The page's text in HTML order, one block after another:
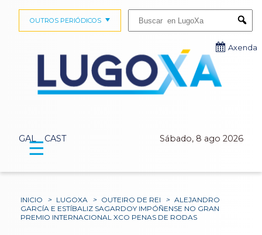
GAL CAST Sábado, 8 ago 2026
OUTROS PERIÓDICOS
Axenda
☰
INICIO > LUGOXA > OUTEIRO DE REI > ALEJANDRO
GARCÍA E ESTÍBALIZ SAGARDOY IMPÓÑENSE NO GRAN
PREMIO INTERNACIONAL XCO PENAS DE RODAS